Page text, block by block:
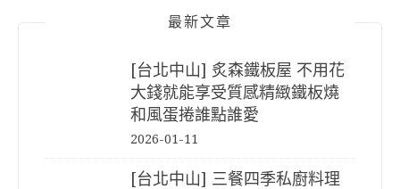
最新文章
[台北中山] 炙森鐵板屋 不用花
大錢就能享受質感精緻鐵板燒
和風蛋捲誰點誰愛
2026-01-11
[台北中山] 三餐四季私廚料理